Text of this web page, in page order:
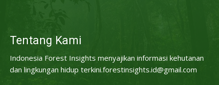
Tentang Kami
Indonesia Forest Insights menyajikan informasi kehutanan
dan lingkungan hidup terkini.forestinsights.id@gmail.com